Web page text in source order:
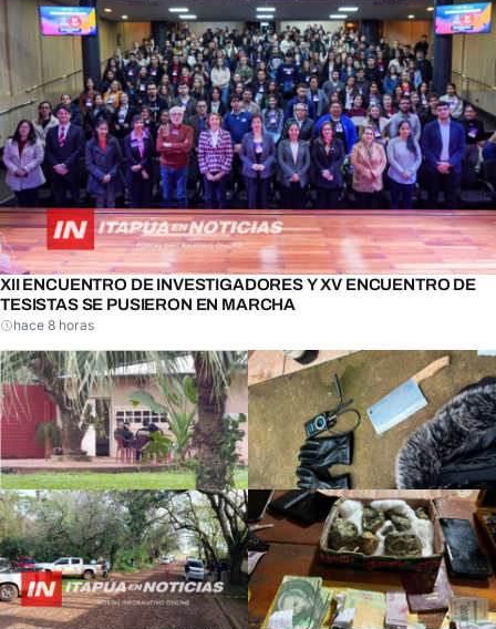
XII ENCUENTRO DE INVESTIGADORES Y XV ENCUENTRO DE
TESISTAS SE PUSIERON EN MARCHA
hace 8 horas